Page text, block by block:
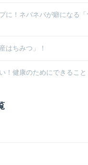
に！ネバネバが癖になる
はちみつ」！
！健康のためにできること